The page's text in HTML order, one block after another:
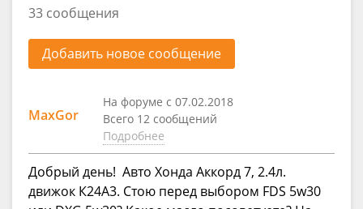
33 сообщения
Добавить новое сообщение
MaxGor
На форуме с 07.02.2018
Всего 12 сообщений
Подробнее
Добрый день! Авто Хонда Аккорд 7, 2.4л.
движок К24А3. Стою перед выбором FDS 5w30